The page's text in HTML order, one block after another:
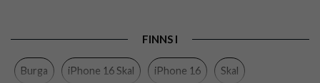
Färg
FINNS I
Burga iPhone 16 Skal iPhone 16 Skal